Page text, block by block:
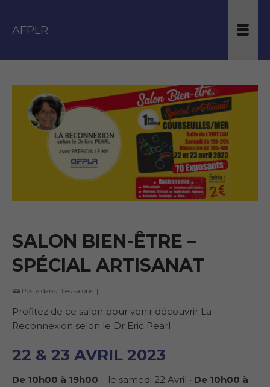
AFPLR
SALON BIEN-ÊTRE –
SPÉCIAL ARTISANAT
Posté dans : Les salons |
Profitez de ce salon pour venir découvrir La
Reconnexion selon le Dr Eric Pearl
22 & 23 AVRIL 2023
De 10h00 à 19h00 – le samedi 22 Avril • De 10h00 à